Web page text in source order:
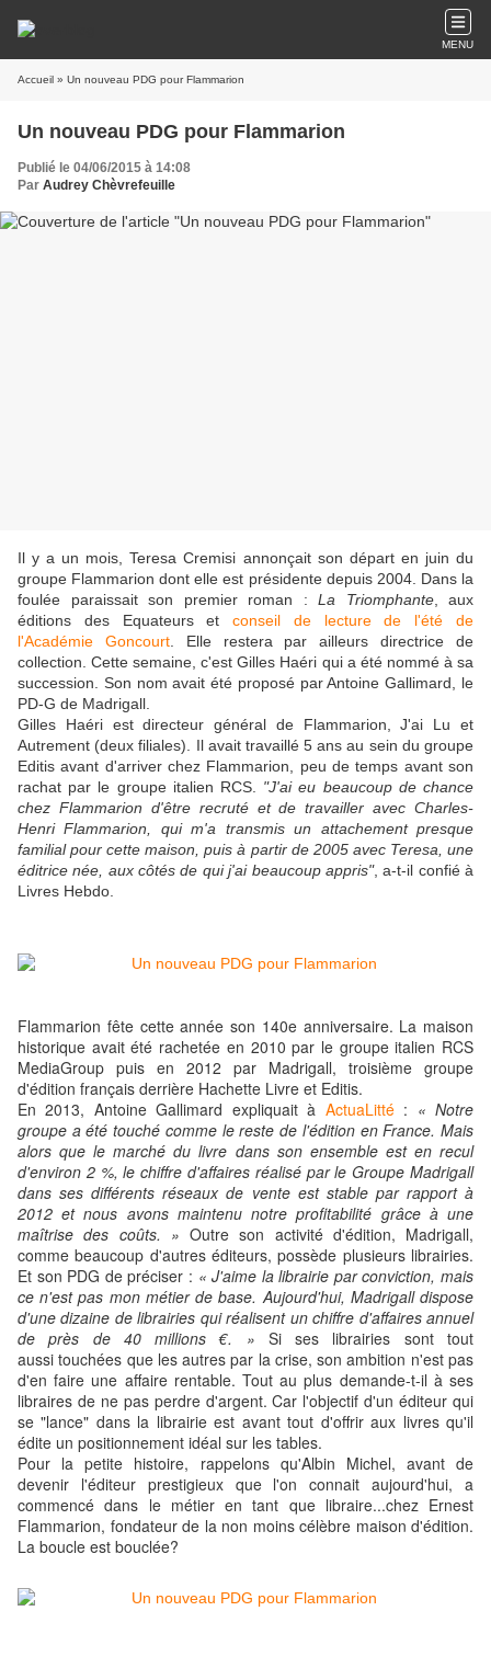
MENU
Accueil » Un nouveau PDG pour Flammarion
Un nouveau PDG pour Flammarion
Publié le 04/06/2015 à 14:08
Par Audrey Chèvrefeuille
Il y a un mois, Teresa Cremisi annonçait son départ en juin du
groupe Flammarion dont elle est présidente depuis 2004. Dans la
foulée paraissait son premier roman : La Triomphante, aux
éditions des Equateurs etconseil de lecture de l'été de
l'Académie Goncourt. Elle restera par ailleurs directrice de
collection. Cette semaine, c'est Gilles Haéri qui a été nommé à sa
succession. Son nom avait été proposé par Antoine Gallimard, le
PD-G de Madrigall.
Gilles Haéri est directeur général de Flammarion, J'ai Lu et
Autrement (deux filiales). Il avait travaillé 5 ans au sein du groupe
Editis avant d'arriver chez Flammarion, peu de temps avant son
rachat par le groupe italien RCS. "J'ai eu beaucoup de chance
chez Flammarion d'être recruté et de travailler avec Charles-
Henri Flammarion, qui m'a transmis un attachement presque
familial pour cette maison, puis à partir de 2005 avec Teresa, une
éditrice née, aux côtés de qui j'ai beaucoup appris", a-t-il confié à
Livres Hebdo.
Flammarion fête cette année son 140e anniversaire. La maison
historique avaitété rachetée en 2010 par le groupe italien RCS
MediaGroup puis en 2012 par Madrigall, troisième groupe
d'édition français derrière Hachette Livre et Editis.
En 2013, Antoine Gallimard expliquait à ActuaLitté: « Notre
groupe a été touché comme le reste de l'édition en France. Mais
alors que le marché du livre dans son ensemble est en recul
d'environ 2 %, le chiffre d'affaires réalisé par le Groupe Madrigall
dans ses différents réseaux de vente est stable par rapport à
2012 et nous avons maintenu notre profitabilité grâce à une
maîtrise des coûts. » Outre son activité d'édition, Madrigall,
comme beaucoup d'autres éditeurs, possède plusieurs librairies.
Et son PDG de préciser : « J'aime la librairie par conviction, mais
ce n'est pas mon métier de base. Aujourd'hui, Madrigall dispose
d'une dizaine de librairies qui réalisent un chiffre d'affaires annuel
de près de 40 millions €. » Si ses librairies sont tout
aussi touchées que les autres par la crise, son ambition n'est pas
d'en faire une affaire rentable. Tout au plus demande-t-il à ses
libraires de ne pas perdre d'argent. Car l'objectif d'un éditeur qui
se "lance" dans la librairie est avant tout d'offrir aux livres qu'il
édite un positionnement idéal sur les tables.
Pour la petite histoire, rappelons qu'Albin Michel, avant de
devenir l'éditeur prestigieux que l'on connait aujourd'hui, a
commencé dans le métier en tant que libraire...chez Ernest
Flammarion, fondateur de la non moins célèbre maison d'édition.
La boucle est bouclée?